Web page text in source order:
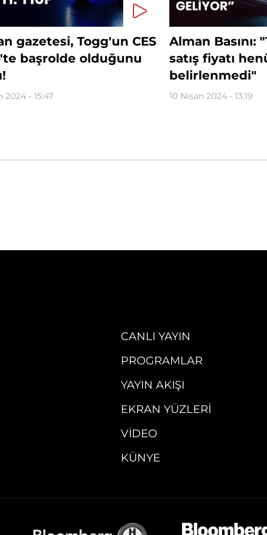
gazetesi, Togg'un CES
başrolde olduğunu
2024 - 15:47
Alman Basını:
satış fiyatı
belirlenmedi"
10 Nisan 2024 - 13:19
CANLI YAYIN
PROGRAMLAR
YAYIN AKIŞI
EKRAN YÜZLERI
VIDEO
KÜNYE